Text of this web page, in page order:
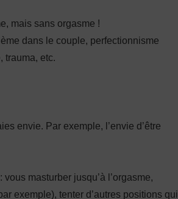
mais sans orgasme !
dans le couple, perfectionnisme
trauma, etc.
envie. Par exemple, l’envie d’être
masturber jusqu’à l’orgasme,
exemple), tenter d’autres positions qui